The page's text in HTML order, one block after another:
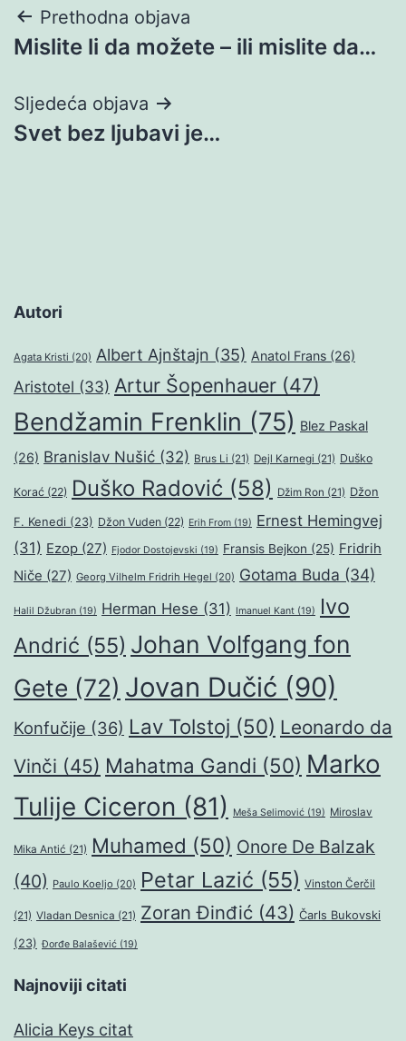
Navigacija
objava
Prethodna objava
Mislite li da možete – ili mislite da…
Sljedeća objava
Svet bez ljubavi je…
Autori
Agata Kristi (20) Albert Ajnštajn (35) Anatol Frans (26)
Aristotel (33) Artur Šopenhauer (47)
Bendžamin Frenklin (75) Blez Paskal
(26) Branislav Nušić (32) Brus Li (21) Dejl Karnegi (21) Duško
Korać (22) Duško Radović (58) Džim Ron (21) Džon
F. Kenedi (23) Džon Vuden (22) Erih From (19) Ernest Hemingvej
(31) Ezop (27) Fjodor Dostojevski (19) Fransis Bejkon (25) Fridrih
Niče (27) Georg Vilhelm Fridrih Hegel (20) Gotama Buda (34)
Halil Džubran (19) Herman Hese (31) Imanuel Kant (19)
Ivo
Andrić (55) Johan Volfgang fon
Gete (72) Jovan Dučić (90)
Konfučije (36) Lav Tolstoj (50) Leonardo da
Vinči (45) Mahatma Gandi (50) Marko
Tulije Ciceron (81) Meša Selimović (19) Miroslav
Mika Antić (21) Muhamed (50) Onore De Balzak
(40) Paulo Koeljo (20) Petar Lazić (55) Vinston Čerčil
(21) Vladan Desnica (21) Zoran Đinđić (43) Čarls Bukovski
(23) Đorđe Balašević (19)
Najnoviji citati
Alicia Keys citat